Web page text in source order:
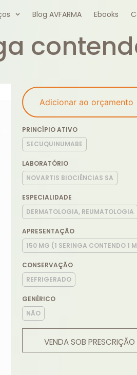
Blog AVFARMA Ebooks
Adicionar ao orçamento
PRINCÍPIO ATIVO
SECUQUINUMABE
LABORATÓRIO
NOVARTIS BIOCIÊNCIAS SA
ESPECIALIDADE
DERMATOLOGIA, REUMATOLOGIA
APRESENTAÇÃO
150 MG (1 SERINGA CONTENDO 1
CONSERVAÇÃO
REFRIGERADO
GENÉRICO
NÃO
VENDA SOB